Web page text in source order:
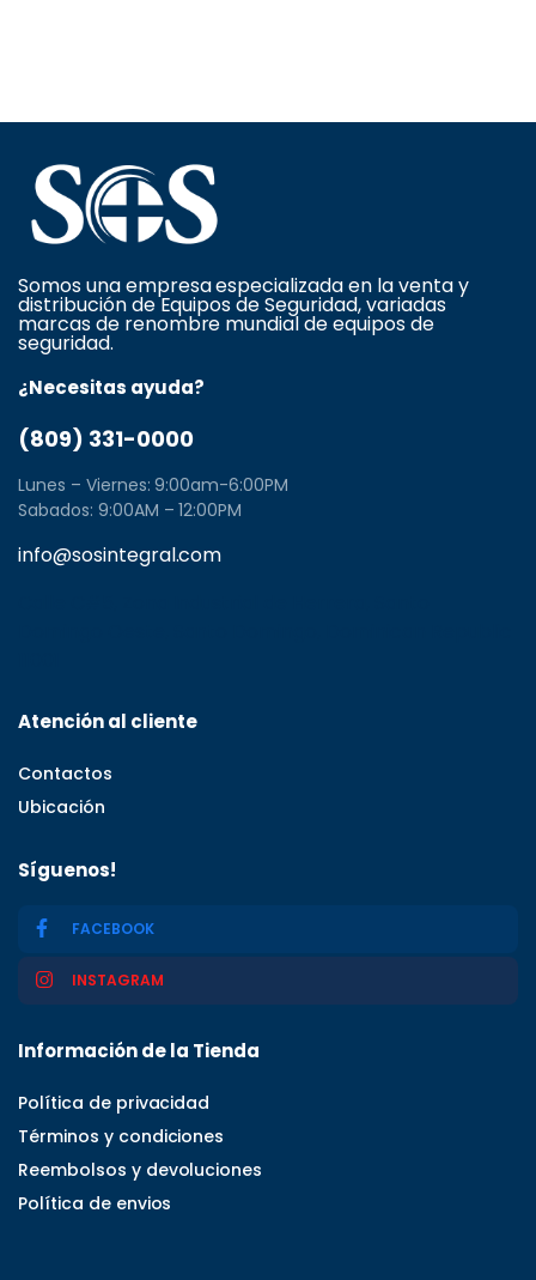
Somos una empresa especializada en la venta y
distribución de Equipos de Seguridad, variadas
marcas de renombre mundial de equipos de
seguridad.
¿Necesitas ayuda?
(809) 331-0000
Lunes – Viernes: 9:00am-6:00PM
Sabados: 9:00AM – 12:00PM
info@sosintegral.com
Atención al cliente
Contactos
Ubicación
Síguenos!
FACEBOOK
INSTAGRAM
Información de la Tienda
Política de privacidad
Términos y condiciones
Reembolsos y devoluciones
Política de envios